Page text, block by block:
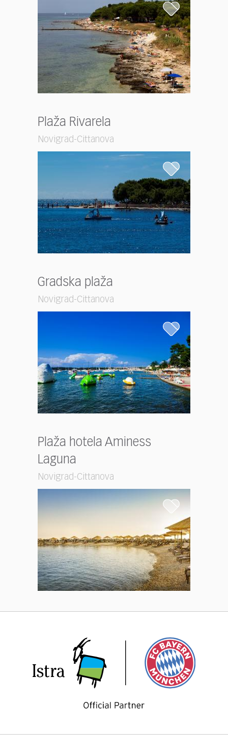
Plaža Rivarela
Novigrad-Cittanova
Gradska plaža
Novigrad-Cittanova
Plaža hotela Aminess
Laguna
Novigrad-Cittanova